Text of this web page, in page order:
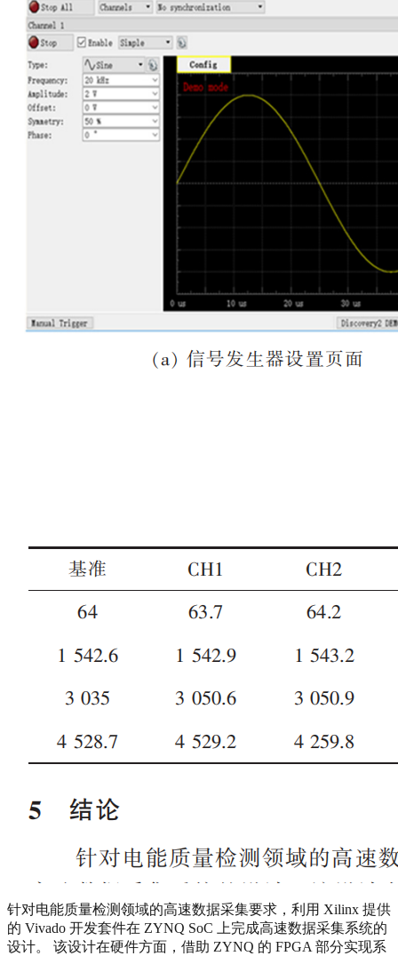
针对电能质量检测领域的高速数据采集要求，利用 Xilinx 提供
的 Vivado 开发套件在 ZYNQ SoC 上完成高速数据采集系统的
设计。 该设计在硬件方面，借助 ZYNQ 的 FPGA 部分实现系